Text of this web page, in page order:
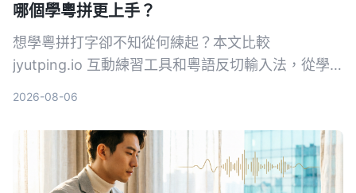
哪個學粵拼更上手？
想學粵拼打字卻不知從何練起？本文比較
jyutping.io 互動練習工具和粵語反切輸入法，從學
2026-08-06